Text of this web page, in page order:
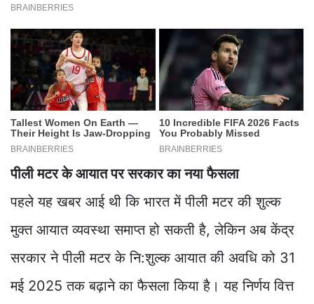
पीली मटर के आयात पर सरकार का नया फैसला
पहले यह खबर आई थी कि भारत में पीली मटर की शुल्क
मुक्त आयात व्यवस्था समाप्त हो सकती है, लेकिन अब केंद्र
सरकार ने पीली मटर के नि:शुल्क आयात की अवधि को 31
मई 2025 तक बढ़ाने का फैसला किया है। यह निर्णय वित्त